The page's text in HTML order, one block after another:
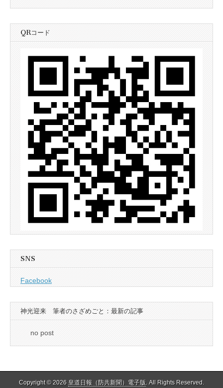
QRコード
SNS
Facebook
神光迎来 筆者のさざめごと：最新の記事
no post
Copyright © 2026 皇道日報（防共新聞）電子版. All Rights Reserved.